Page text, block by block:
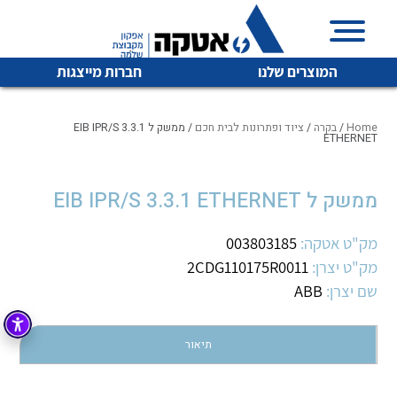
המוצרים שלנו חברות מייצגות
איכות | שרות | זמינות
והפצה של מוצרי
מיתוג, בקרה , ואינסטלציה חשמלית ופעילה ב7 תחומים:
חשמל מיתוג ואינסטלציה חשמלית
בקרה
זיווד
לכל מוצרי היצרן לכל מוצרי היצרן
לכל מוצרי היצרן לכל מוצרי היצרן
Home
/בקרה / ציוד ופתרונות לבית חכם / ממשק ל EIB IPR/S 3.3.1
ETHERNET
ממשק ל EIB IPR/S 3.3.1 ETHERNET
מק"ט אטקה: 003803185
מק"ט יצרן: 2CDG110175R0011
שם יצרן: ABB
תיאור